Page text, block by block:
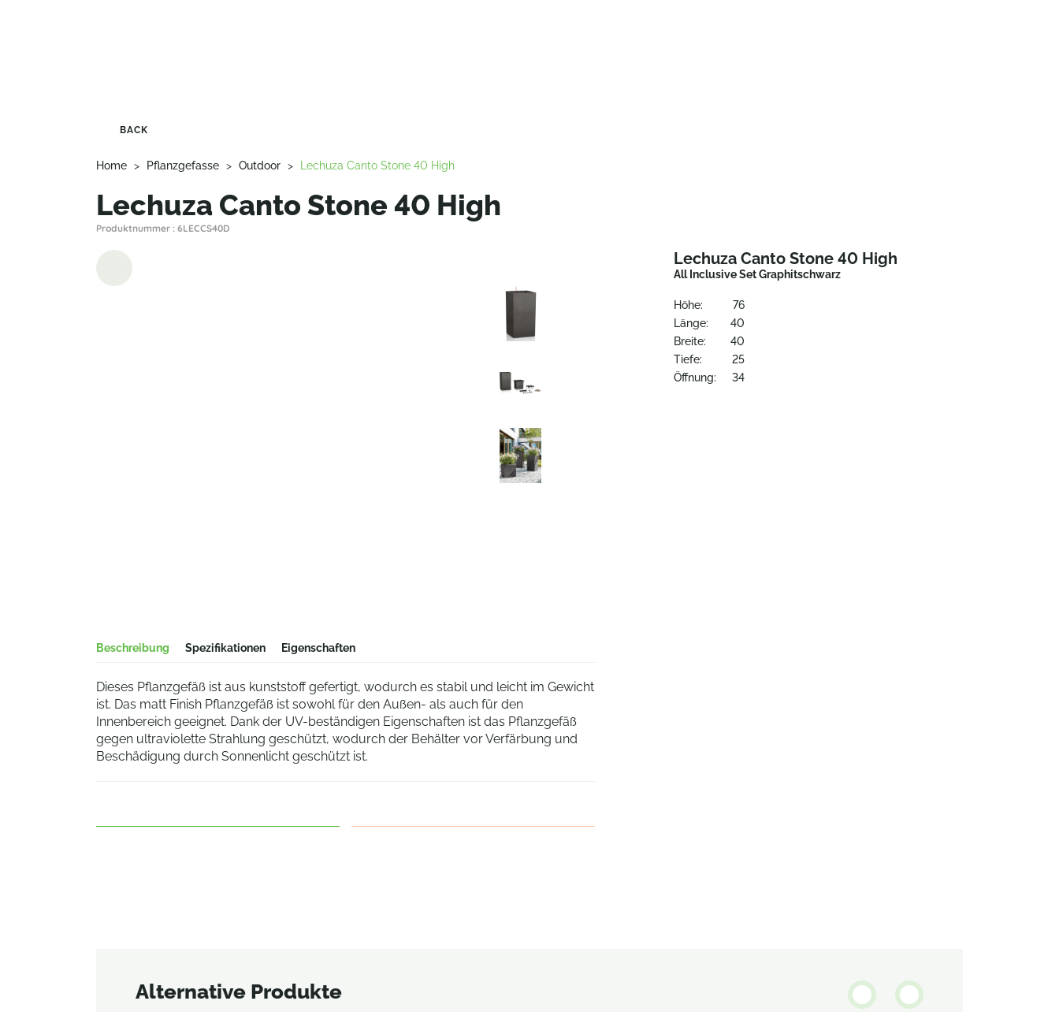
BACK
Home > Pflanzgefasse > Outdoor > Lechuza Canto Stone 40 High
Lechuza Canto Stone 40 High
Produktnummer : 6LECCS40D
Beschreibung Spezifikationen Eigenschaften
Dieses Pflanzgefäß ist aus kunststoff gefertigt, wodurch es stabil und leicht im Gewicht
ist. Das matt Finish Pflanzgefäß ist sowohl für den Außen- als auch für den
Innenbereich geeignet. Dank der UV-beständigen Eigenschaften ist das Pflanzgefäß
gegen ultraviolette Strahlung geschützt, wodurch der Behälter vor Verfärbung und
Beschädigung durch Sonnenlicht geschützt ist.
Lechuza Canto Stone 40 High
All Inclusive Set Graphitschwarz
Höhe:
76
Länge:
40
Breite:
40
Tiefe:
25
Öffnung:
34
Alternative Produkte